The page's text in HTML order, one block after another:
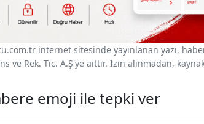
internet sitesinde yayınlanan yazı,
ve Rek. Tic. A.Ş'ye aittir. İzin alınmadan,
emoji ile tepki ver